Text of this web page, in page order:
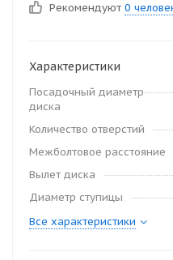
Рекомендуют 0
Характеристики
Посадочный диаметр
диска
Количество отверстий
Межболтовое расстояние
Вылет диска
Диаметр ступицы
Все характеристики